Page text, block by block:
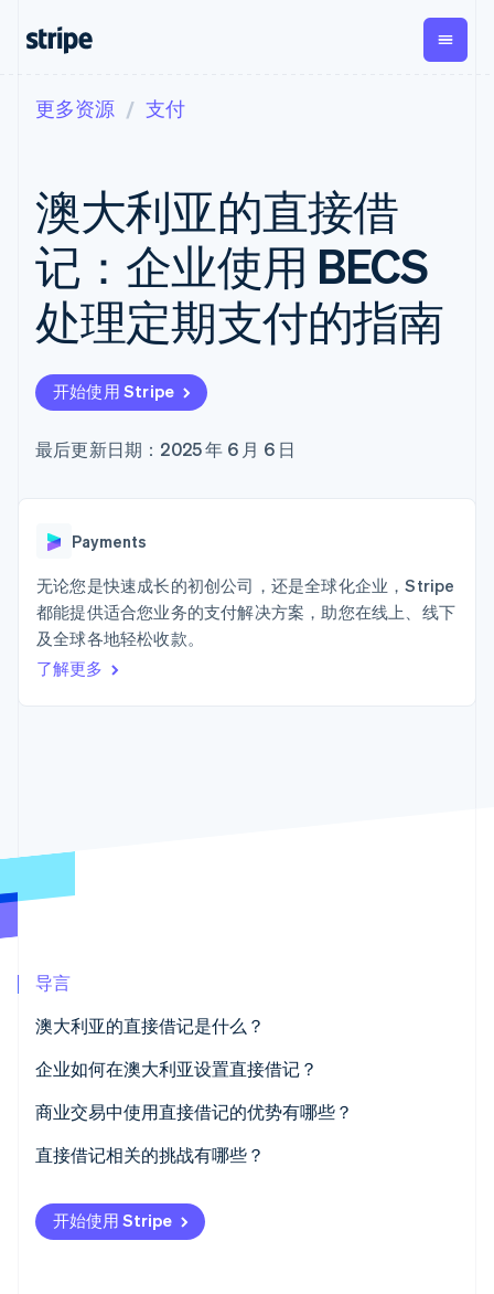
支付
在线支付
Payment links
无代码支付
Checkout
预构建支付界
面
Elements
Payment
methods
接入 125+ 种支
付方式
Terminal
Authorization
支付成功率优
Link
加速结账
经常性收入
Metronome
按用量计费
Subscriptions
订阅管理
Invoicing
一次性或定期
Tax
销售税和增值
Revenue
Recognition
Stripe Sigma
Global
Payouts
向第三
方打款
Crypto
钱包、
稳定币
碳移除
Stripe Sessions 2026
立即观看
按企业阶段
按应用场景
智能体商务
加密货币
电子商务
嵌入式金融
财务自动化
全球化企业
交易市场
按行业
AI 企业
酒店、旅游与休闲
文档
库与 SDK
Stripe Apps
指南
接受线上付款
实施预置结账流程
构建平台或交易市场
管理订阅
发行稳定币支持的支付卡
资源
应用集成
代码示例
学习
指南
支持
获取支持
托管支持方案
专业服务
公司
Stripe Press
联系销售
更多资源 支付
澳大利亚的直接借
记：企业使用 BECS
处理定期支付的指南
开始使用 Stripe
最后更新日期：2025 年 6 月 6 日
Payments
无论您是快速成长的初创公司，还是全球化企业，Stripe
都能提供适合您业务的支付解决方案，助您在线上、线下
及全球各地轻松收款。
了解更多
导言
澳大利亚的直接借记是什么？
企业如何在澳大利亚设置直接借记？
接入 BECS 系统
安全的客户授权
与支付系统集成
开始收款
商业交易中使用直接借记的优势有哪些？
支付成本更低
现金流可预测
减少失败的付款
直接借记相关的挑战有哪些？
支付失败
争议
开始使用 Stripe